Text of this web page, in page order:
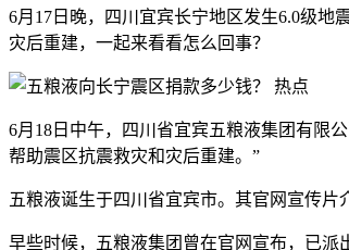
6月17日晚，四川宜宾长宁地区发生6.0级地
灾后重建，一起来看看怎么回事？
6月18日中午，四川省宜宾五粮液集团有限
帮助震区抗震救灾和灾后重建。”
五粮液诞生于四川省宜宾市。其官网宣传片
早些时候，五粮液集团曾在官网宣布，已